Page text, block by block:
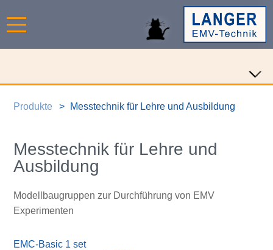
Produkte Messtechnik für Lehre und Ausbildung
Messtechnik für Lehre und
Ausbildung
Modellbaugruppen zur Durchführung von EMV
Experimenten
EMC-Basic 1 set